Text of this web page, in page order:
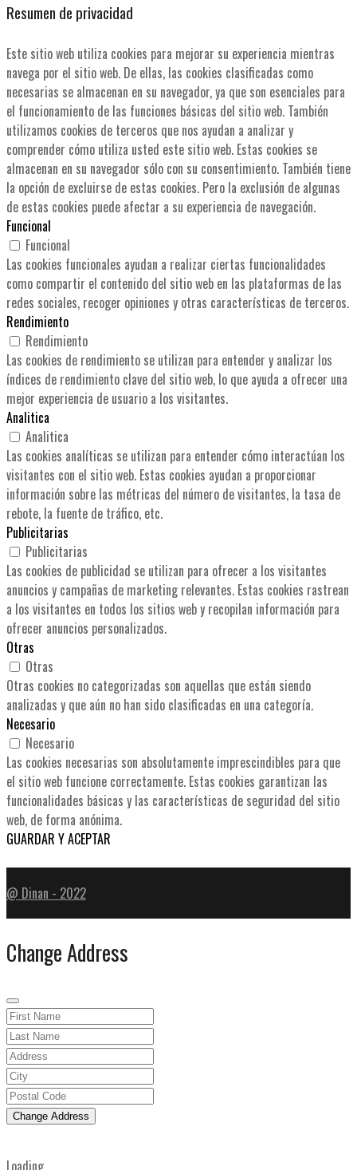
Resumen de privacidad
Este sitio web utiliza cookies para mejorar su experiencia mientras
navega por el sitio web. De ellas, las cookies clasificadas como
necesarias se almacenan en su navegador, ya que son esenciales para
el funcionamiento de las funciones básicas del sitio web. También
utilizamos cookies de terceros que nos ayudan a analizar y
comprender cómo utiliza usted este sitio web. Estas cookies se
almacenan en su navegador sólo con su consentimiento. También tiene
la opción de excluirse de estas cookies. Pero la exclusión de algunas
de estas cookies puede afectar a su experiencia de navegación.
Funcional
Funcional
Las cookies funcionales ayudan a realizar ciertas funcionalidades
como compartir el contenido del sitio web en las plataformas de las
redes sociales, recoger opiniones y otras características de terceros.
Rendimiento
Rendimiento
Las cookies de rendimiento se utilizan para entender y analizar los
índices de rendimiento clave del sitio web, lo que ayuda a ofrecer una
mejor experiencia de usuario a los visitantes.
Analitica
Analitica
Las cookies analíticas se utilizan para entender cómo interactúan los
visitantes con el sitio web. Estas cookies ayudan a proporcionar
información sobre las métricas del número de visitantes, la tasa de
rebote, la fuente de tráfico, etc.
Publicitarias
Publicitarias
Las cookies de publicidad se utilizan para ofrecer a los visitantes
anuncios y campañas de marketing relevantes. Estas cookies rastrean
a los visitantes en todos los sitios web y recopilan información para
ofrecer anuncios personalizados.
Otras
Otras
Otras cookies no categorizadas son aquellas que están siendo
analizadas y que aún no han sido clasificadas en una categoría.
Necesario
Necesario
Las cookies necesarias son absolutamente imprescindibles para que
el sitio web funcione correctamente. Estas cookies garantizan las
funcionalidades básicas y las características de seguridad del sitio
web, de forma anónima.
GUARDAR Y ACEPTAR
@ Dinan - 2022
Change Address
Change Address